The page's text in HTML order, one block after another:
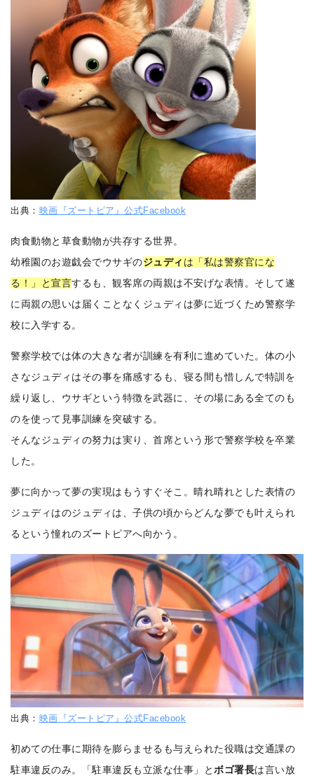
出典： 映画『ズートピア』公式Facebook
肉食動物と草食動物が共存する世界。
幼稚園のお遊戯会でウサギのジュディ は「私は警察官にな
る！」と宣言するも、観客席の両親は不安げな表情。そして遂
に両親の思いは届くことなくジュディは夢に近づくため警察学
校に入学する。
警察学校では体の大きな者が訓練を有利に進めていた。体の小
さなジュディはその事を痛感するも、寝る間も惜しんで特訓を
繰り返し、ウサギという特徴を武器に、その場にある全てのも
のを使って見事訓練を突破する。
そんなジュディの努力は実り、首席という形で警察学校を卒業
した。
夢に向かって夢の実現はもうすぐそこ。晴れ晴れとした表情の
ジュディはのジュディは、子供の頃からどんな夢でも叶えられ
るという憧れのズートピアへ向かう。
出典： 映画『ズートピア』公式Facebook
初めての仕事に期待を膨らませるも与えられた役職は交通課の
駐車違反のみ。「駐車違反も立派な仕事」と ボゴ署長は言い放